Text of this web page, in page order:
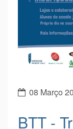
08 Março
BTT -